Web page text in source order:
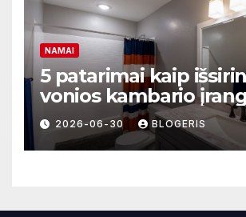
NAMAI
5 patarimai kaip
vonios kambario
mažoms erdvėms
2026-06-30 BLOGERIS